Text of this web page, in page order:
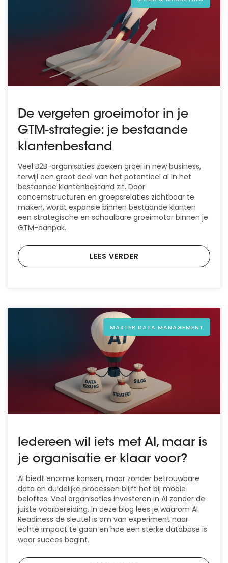
De vergeten groeimotor in je
GTM-strategie: je bestaande
klantenbestand
Veel B2B-organisaties zoeken groei in new business,
terwijl een groot deel van het potentieel al in het
bestaande klantenbestand zit. Door
concernstructuren en groepsrelaties zichtbaar te
maken, wordt expansie binnen bestaande klanten
een strategische en schaalbare groeimotor binnen je
GTM-aanpak.
LEES VERDER
MASTER DATA MANAGEMENT
Iedereen wil iets met AI, maar is
je organisatie er klaar voor?
AI biedt enorme kansen, maar zonder betrouwbare
data en duidelijke processen blijft het bij mooie
beloftes. Veel organisaties investeren in AI zonder de
juiste voorbereiding. In deze blog lees je waarom AI
Readiness de sleutel is om van experiment naar
echte impact te gaan en hoe een sterke database is
waar succes begint.